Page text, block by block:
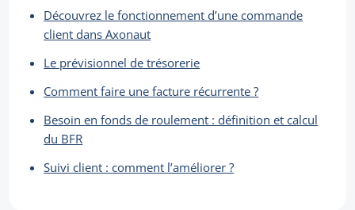
Découvrez le fonctionnement d’une commande
client dans Axonaut
Le prévisionnel de trésorerie
Comment faire une facture récurrente ?
Besoin en fonds de roulement : définition et calcul
du BFR
Suivi client : comment l’améliorer ?